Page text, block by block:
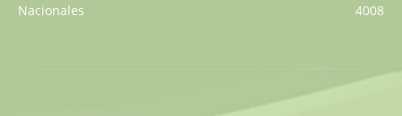
Nacionales
4008